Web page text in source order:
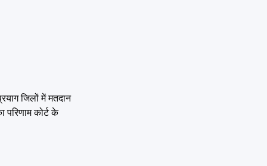
जिलों में मतदान
परिणाम कोर्ट के